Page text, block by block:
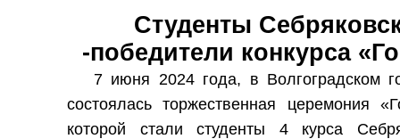
Студенты
-победители конкурса
7 июня 2024 года, в Волгоградском
состоялась торжественная церемония
которой стали студенты 4 курса